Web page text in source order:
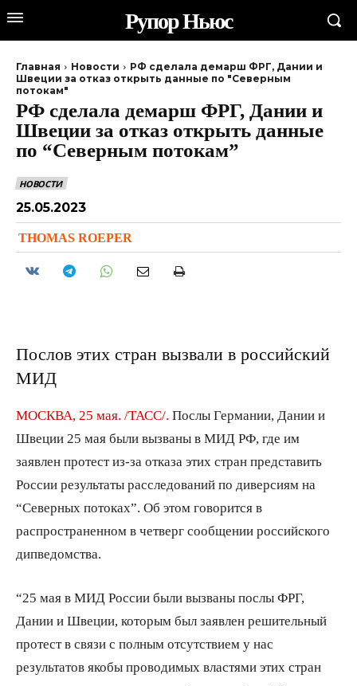
Рупор Ньюс
Главная Новости
РФ сделала демарш ФРГ, Дании и
Швеции за отказ открыть данные по "Северным
потокам"
РФ сделала демарш ФРГ, Дании и
Швеции за отказ открыть данные
по “Северным потокам”
НОВОСТИ
25.05.2023
THOMAS ROEPER
Послов этих стран вызвали в российский
МИД
МОСКВА, 25 мая. /ТАСС/. Послы Германии, Дании и
Швеции 25 мая были вызваны в МИД РФ, где им
заявлен протест из-за отказа этих стран представить
России результаты расследований по диверсиям на
“Северных потоках”. Об этом говорится в
распространенном в четверг сообщении российского
дипведомства.
“25 мая в МИД России были вызваны послы ФРГ,
Дании и Швеции, которым был заявлен решительный
протест в связи с полным отсутствием у нас
результатов якобы проводимых властями этих стран